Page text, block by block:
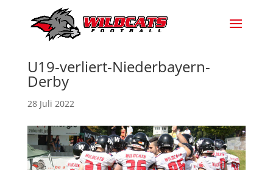
U19-verliert-Niederbayern-
Derby
28 Juli 2022